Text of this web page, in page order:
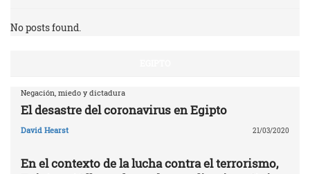
No posts found.
Negación, miedo y dictadura
El desastre del coronavirus en Egipto
David Hearst 21/03/2020
En el contexto de la lucha contra el terrorismo,